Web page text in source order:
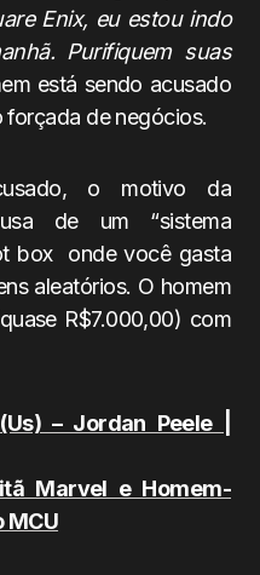
Enix, eu estou indo
Purifiquem suas
está sendo acusado
de negócios.
o motivo da
de um “sistema
box
onde você gasta
aleatórios. O homem
R$7.000,00) com
– Jordan Peele |
Marvel e Homem-
MCU